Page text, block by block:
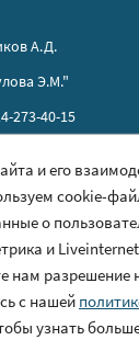
А.Д.
Э.М."
273-40-15
данных
и его
cookie-
о
и
нам разрешение
с нашей
узнать